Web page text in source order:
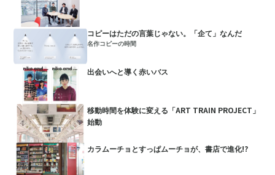
コピーはただの言葉じゃない。「企て」なんだ
名作コピーの時間
出会いへと導く赤いバス
移動時間を体験に変える「ART TRAIN PROJECT」
始動
カラムーチョとすっぱムーチョが、書店で進化!?